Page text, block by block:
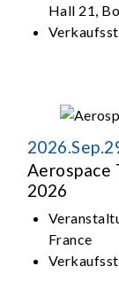
Hall 21,
Aerospace
2026
France